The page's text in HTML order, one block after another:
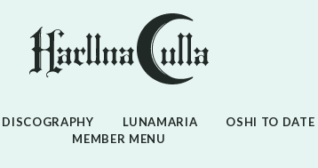
DISCOGRAPHY LUNAMARIA OSHI TO DATE
MEMBER MENU